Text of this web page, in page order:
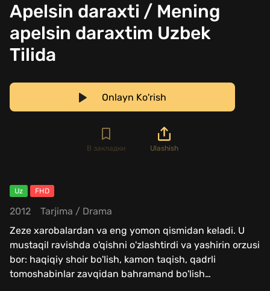
Apelsin daraxti / Mening
apelsin daraxtim Uzbek
Tilida
Onlayn Ko'rish
В закладки Ulashish
Uz FHD
2012 Tarjima / Drama
Zeze xarobalardan va eng yomon qismidan keladi. U
mustaqil ravishda o'qishni o'zlashtirdi va yashirin orzusi
bor: haqiqiy shoir bo'lish, kamon taqish, qadrli
tomoshabinlar zavqidan bahramand bo'lish…